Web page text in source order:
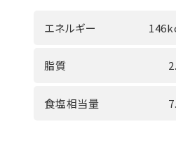
エネルギー
脂質
食塩相当量